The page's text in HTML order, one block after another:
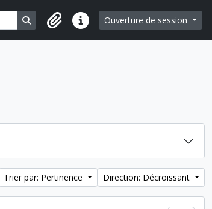
Search in browse page
Liens rapidesOuverture de session
Trier par: Pertinence Direction: Décroissant